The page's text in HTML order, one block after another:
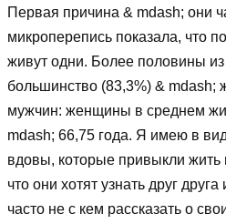
Первая причина & mdash; они
микроперепись показала, что
живут одни. Более половины
большинство (83,3%) &
мужчин: женщины в среднем
mdash; 66,75 года. Я имею в
вдовы, которые привыкли жить
что они хотят узнать друг
часто не с кем рассказать о